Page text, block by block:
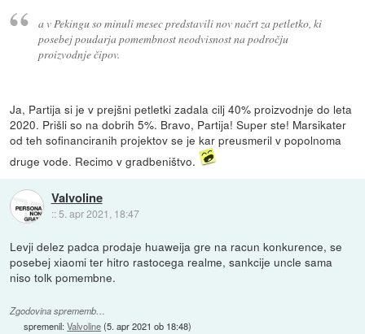
a v Pekingu so minuli mesec predstavili nov načrt za petletko, ki
posebej poudarja pomembnost neodvisnost na področju
proizvodnje čipov.
Ja, Partija si je v prejšni petletki zadala cilj 40% proizvodnje do leta
2020. Prišli so na dobrih 5%. Bravo, Partija! Super ste! Marsikater
od teh sofinanciranih projektov se je kar preusmeril v popolnoma
druge vode. Recimo v gradbeništvo.
Valvoline
:: 5. apr 2021, 18:47
Levji delez padca prodaje huaweija gre na racun konkurence, se
posebej xiaomi ter hitro rastocega realme, sankcije uncle sama
niso tolk pomembne.
Zgodovina sprememb…
spremenil:Valvoline(5. apr 2021 ob 18:48)